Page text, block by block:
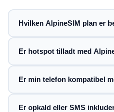
Hvilken AlpineSIM plan er
Er hotspot tilladt med
Er min telefon kompatibel
Er opkald eller SMS